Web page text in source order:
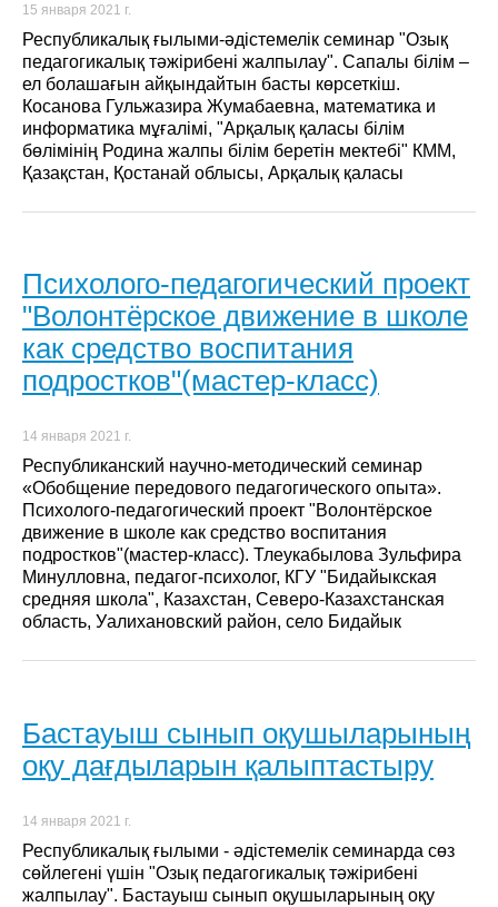
15 января 2021 г.
Республикалық ғылыми-әдістемелік семинар "Озық
педагогикалық тәжірибені жалпылау". Сапалы білім –
ел болашағын айқындайтын басты көрсеткіш.
Косанова Гульжазира Жумабаевна, математика и
информатика мұғалімі, "Арқалық қаласы білім
бөлімінің Родина жалпы білім беретін мектебі" КММ,
Қазақстан, Қостанай облысы, Арқалық қаласы
Психолого-педагогический проект
"Волонтёрское движение в школе
как средство воспитания
подростков"(мастер-класс)
14 января 2021 г.
Республиканский научно-методический семинар
«Обобщение передового педагогического опыта».
Психолого-педагогический проект "Волонтёрское
движение в школе как средство воспитания
подростков"(мастер-класс). Тлеукабылова Зульфира
Минулловна, педагог-психолог, КГУ "Бидайыкская
средняя школа", Казахстан, Северо-Казахстанская
область, Уалихановский район, село Бидайык
Бастауыш сынып оқушыларының
оқу дағдыларын қалыптастыру
14 января 2021 г.
Республикалық ғылыми - әдістемелік семинарда сөз
сөйлегені үшін "Озық педагогикалық тәжірибені
жалпылау". Бастауыш сынып оқушыларының оқу